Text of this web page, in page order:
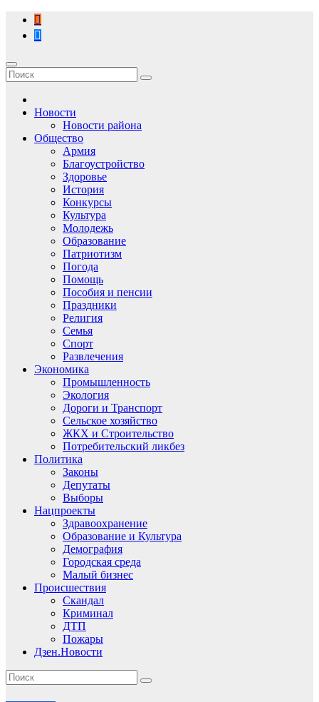
Перейти
содержимому
Новости
Новости района
Общество
Армия
Благоустройство
Здоровье
История
Конкурсы
Культура
Молодежь
Образование
Патриотизм
Погода
Помощь
Пособия и пенсии
Праздники
Религия
Семья
Спорт
Развлечения
Экономика
Промышленность
Экология
Дороги и Транспорт
Сельское хозяйство
ЖКХ и Строительство
Потребительский ликбез
Политика
Законы
Депутаты
Выборы
Нацпроекты
Здравоохранение
Образование и Культура
Демография
Городская среда
Малый бизнес
Происшествия
Скандал
Криминал
ДТП
Пожары
Дзен.Новости